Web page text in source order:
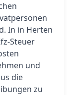
In in Herten
Steuer
und
die
zu